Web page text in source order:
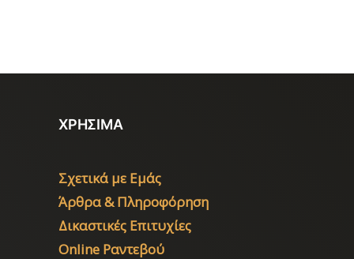
ΧΡΗΣΙΜΑ
Σχετικά με Εμάς
Άρθρα & Πληροφόρηση
Δικαστικές Επιτυχίες
Online Ραντεβού